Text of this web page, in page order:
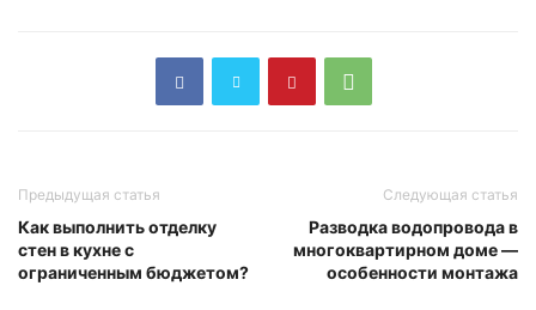
Предыдущая статья
Как выполнить отделку
стен в кухне с
ограниченным бюджетом?
Следующая статья
Разводка водопровода в
многоквартирном доме —
особенности монтажа